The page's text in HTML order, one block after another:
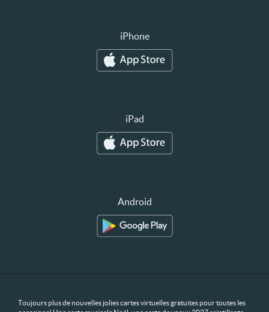
iPhone
iPad
Android
Toujours plus de nouvelles jolies cartes virtuelles gratuites pour toutes les